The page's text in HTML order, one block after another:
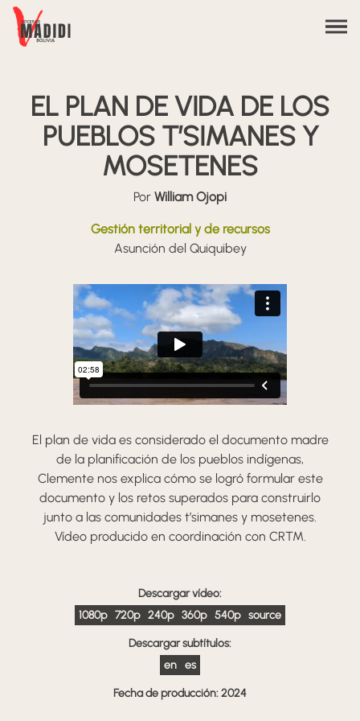
EL PLAN DE VIDA DE LOS
PUEBLOS T’SIMANES Y
MOSETENES
Por William Ojopi
Gestión territorial y de recursos
Asunción del Quiquibey
El plan de vida es considerado el documento madre
de la planificación de los pueblos indígenas,
Clemente nos explica cómo se logró formular este
documento y los retos superados para construirlo
junto a las comunidades t’simanes y mosetenes.
Vídeo producido en coordinación con CRTM.
Descargar vídeo:
1080p 720p 240p 360p 540p source
Descargar subtítulos:
en es
Fecha de producción: 2024